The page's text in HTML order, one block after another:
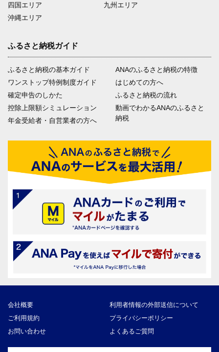
四国エリア
沖縄エリア
九州エリア
ふるさと納税ガイド
ふるさと納税の基本ガイド
ワンストップ特例制度ガイド
確定申告のしかた
控除上限額シミュレーション
年金受給者・自営業者の方へ
ANAのふるさと納税の特徴
はじめての方へ
ふるさと納税の流れ
動画でわかるANAのふるさと
納税
会社概要
利用者情報の外部送信について
ご利用規約
プライバシーポリシー
お問い合わせ
よくあるご質問